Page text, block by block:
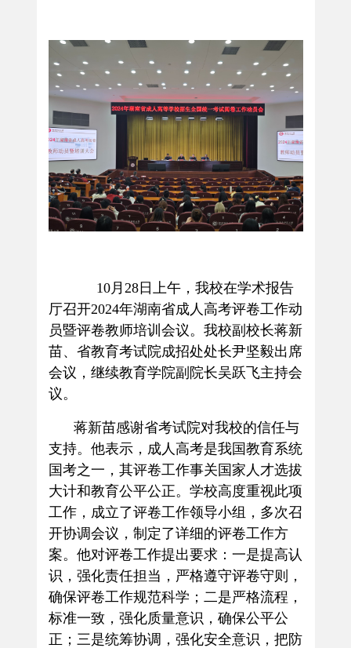
10月 28日上午，我校在学术报告
厅召开2024年湖南省成人高考评卷工作动
员暨评卷教师培训会议。我校副校长蒋新
苗、省教育考试院成招处处长尹坚毅出席
会议，继续教育学院副院长吴跃飞主持会
议。
蒋新苗感谢省考试院对我校的信任与
支持。他表示，成人高考是我国教育系统
国考之一，其评卷工作事关国家人才选拔
大计和教育公平公正。学校高度重视此项
工作，成立了评卷工作领导小组，多次召
开协调会议，制定了详细的评卷工作方
案。他对评卷工作提出要求：一是提高认
识，强化责任担当，严格遵守评卷守则，
确保评卷工作规范科学；二是严格流程，
标准一致，强化质量意识，确保公平公
正；三是统筹协调，强化安全意识，把防